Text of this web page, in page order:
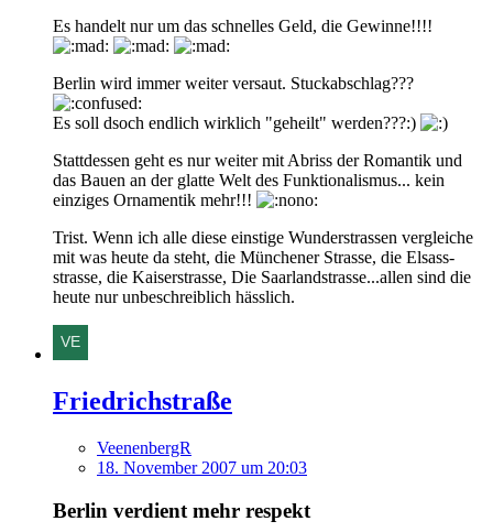
Es handelt nur um das schnelles Geld, die Gewinne!!!!
Berlin wird immer weiter versaut. Stuckabschlag???
Es soll dsoch endlich wirklich "geheilt" werden???:)
Stattdessen geht es nur weiter mit Abriss der Romantik und
das Bauen an der glatte Welt des Funktionalismus... kein
einziges Ornamentik mehr!!!
Trist. Wenn ich alle diese einstige Wunderstrassen vergleiche
mit was heute da steht, die Münchener Strasse, die Elsass-
strasse, die Kaiserstrasse, Die Saarlandstrasse...allen sind die
heute nur unbeschreiblich hässlich.
Friedrichstraße
VeenenbergR
18. November 2007 um 20:03
Berlin verdient mehr respekt